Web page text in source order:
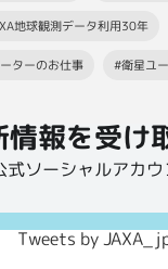
地球観測データ利用30年
ターのお仕事 #衛星ユ
情報を受け
式ソーシャルアカウ
Tweets by